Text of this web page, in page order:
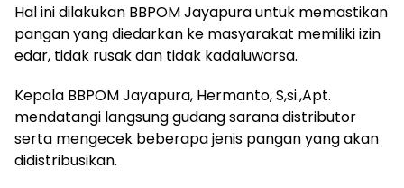
Hal ini dilakukan BBPOM Jayapura untuk memastikan
pangan yang diedarkan ke masyarakat memiliki izin
edar, tidak rusak dan tidak kadaluwarsa.
Kepala BBPOM Jayapura, Hermanto, S,si.,Apt.
mendatangi langsung gudang sarana distributor
serta mengecek beberapa jenis pangan yang akan
didistribusikan.